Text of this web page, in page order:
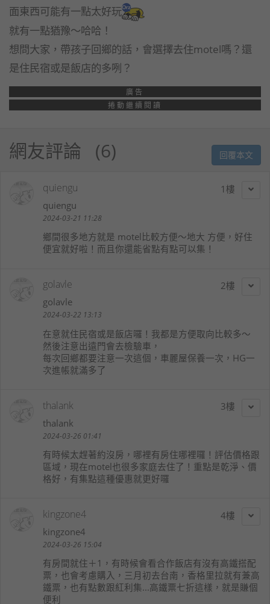
面東西可能有一點太好玩
就有一點猶豫～哈哈！
想問大家，帶孩子回鄉的話，會選擇去住motel嗎？還
是住民宿或是飯店的多咧？
廣告
捲動繼續閱讀
網友評論 6 回覆本文
1
quiengu
quiengu
2024-03-21 11:28
鄉間很多地方就是 motel比較方便～地大 方便，好住
便宜就好啦！而且你還能省點有點可以集！
2
golavle
golavle
2024-03-22 13:13
在意就住民宿或是飯店囉！我都是方便取向比較多～
然後注意出遠門會去檢驗車，
每次回鄉都要注意一次這個，車麗屋保養一次，HG一
次進帳就滿多了
3
thalank
thalank
2024-03-26 01:41
有時候太趕著約沒房，哪裡有房住哪裡囉！評估價格跟
區域，現在motel也很多家庭去住了！重點是乾淨、價
格好，有集點這種優惠就更好囉
4
kingzone4
kingzone4
2024-03-26 15:04
有房間就住＋1，有時候會看合作飯店有沒有高鐵搭配
票，也會考慮購入，三月初去台南，香格里拉就有兼高
鐵票，也有點數跟紅利集...高鐵票七折這樣，就是賺個
便利